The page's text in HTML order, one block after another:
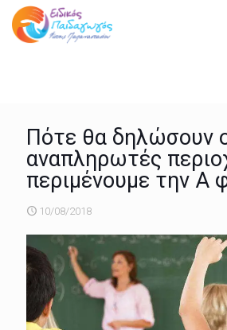
Πότε θα δηλώσουν
αναπληρωτές
περιμένουμε την Α
10/08/2018